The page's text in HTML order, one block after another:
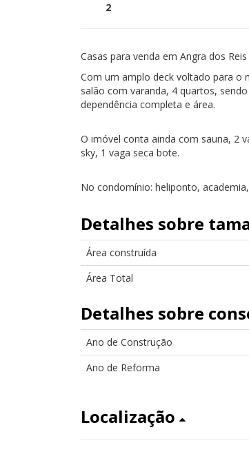
2
Casas para venda em Angra dos
Com um amplo deck voltado para o
salão com varanda, 4 quartos,
dependência completa e área.
O imóvel conta ainda com sauna, 2
sky, 1 vaga seca bote.
No condomínio: heliponto,
Detalhes sobre
Área construída
Área Total
Detalhes sobre
Ano de Construção
Ano de Reforma
Localização